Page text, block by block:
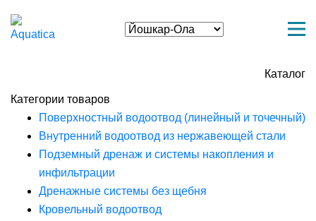
Каталог
Категории товаров
Поверхностный водоотвод (линейный и точечный)
Внутренний водоотвод из нержавеющей стали
Подземный дренаж и системы накопления и
инфильтрации
Дренажные системы без щебня
Кровельный водоотвод